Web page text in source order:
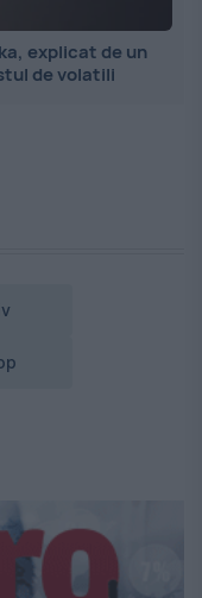
explicat de un
de volatili